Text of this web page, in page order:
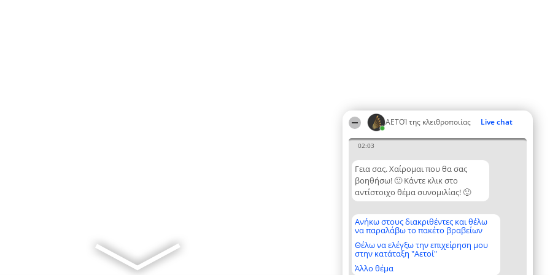
ΑΕΤΟΊ της κλειθροποιίας Live chat
02:03
Γεια σας. Χαίρομαι που θα σας
βοηθήσω! 🙂 Κάντε κλικ στο
αντίστοιχο θέμα συνομιλίας! 🙂
Ανήκω στους διακριθέντες και θέλω
να παραλάβω το πακέτο βραβείων
Θέλω να ελέγξω την επιχείρηση μου
στην κατάταξη "Αετοί"
Άλλο θέμα